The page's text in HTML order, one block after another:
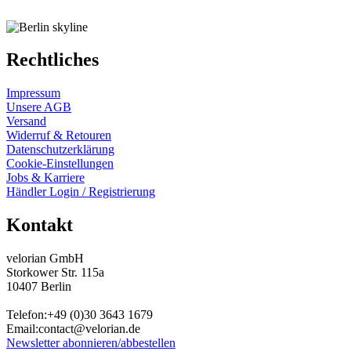
Rechtliches
Impressum
Unsere AGB
Versand
Widerruf & Retouren
Datenschutzerklärung
Cookie-Einstellungen
Jobs & Karriere
Händler Login / Registrierung
Kontakt
velorian GmbH
Storkower Str. 115a
10407 Berlin
Telefon:+49 (0)30 3643 1679
Email:contact@velorian.de
Newsletter abonnieren/abbestellen